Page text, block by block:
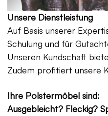
Unsere Dienstleistung
Auf Basis unserer
Schulung und für
Unseren Kundschaft
Zudem profitiert unsere
Ihre Polstermöbel sind:
Ausgebleicht? Fleckig?